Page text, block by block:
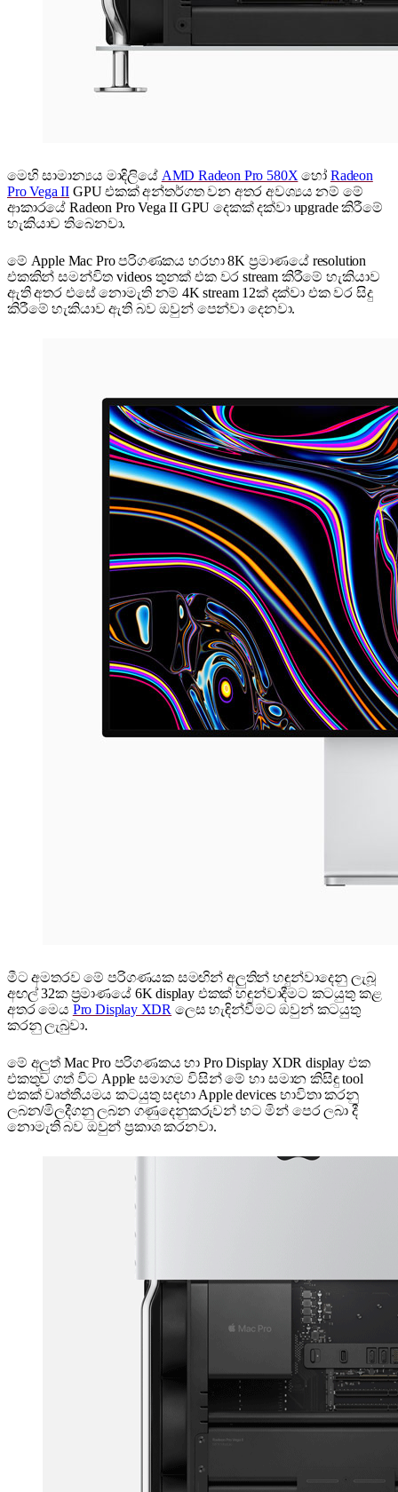
මෙහි සාමාන්‍යය මාදිලියේ AMD Radeon Pro 580X හෝ Radeon
Pro Vega II GPU එකක් අන්තර්ගත වන අතර අවශ්‍යය නම් මේ
ආකාරයේ Radeon Pro Vega II GPU දෙකක් දක්වා upgrade කිරීමේ
හැකියාව තිබෙනවා.
මේ Apple Mac Pro පරිගණකය හරහා 8K ප්‍රමාණයේ resolution
එකකින් සමන්විත videos තුනක් එක වර stream කිරීමේ හැකියාව
ඇති අතර එසේ නොමැති නම් 4K stream 12ක් දක්වා එක වර සිදු
කිරීමේ හැකියාව ඇති බව ඔවුන් පෙන්වා දෙනවා.
මීට අමතරව මේ පරිගණයක සමඟින් අලුතින් හඳුන්වාදෙනු ලැබූ
අඟල් 32ක ප්‍රමාණයේ 6K display එකක් හඳුන්වාදීමට කටයුතු කළ
අතර මෙය Pro Display XDR ලෙස හැඳින්වීමට ඔවුන් කටයුතු
කරනු ලැබුවා.
මේ අලුත් Mac Pro පරිගණකය හා Pro Display XDR display එක
එකතුව ගත් විට Apple සමාගම විසින් මේ හා සමාන කිසිඳු tool
එකක් වෘත්තීයමය කටයුතු සඳහා Apple devices භාවිතා කරනු
ලබන/මිලදීගනු ලබන ගණුදෙනුකරුවන් හට මින් පෙර ලබා දී
නොමැති බව ඔවුන් ප්‍රකාශ කරනවා.